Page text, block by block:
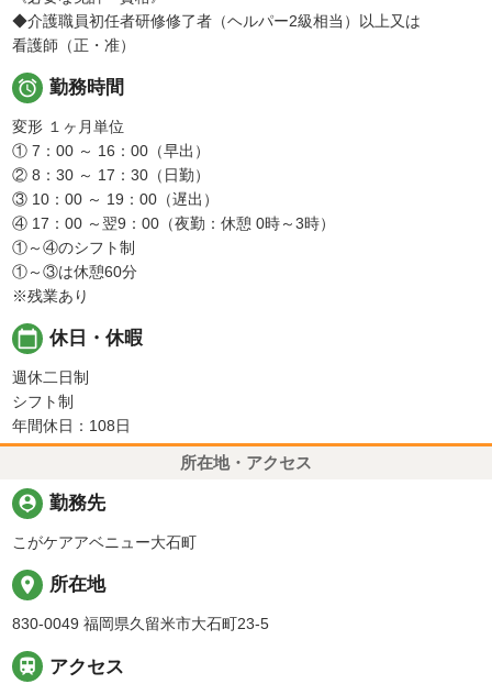
◆介護職員初任者研修修了者（ヘルパー2級相当）以上又は
看護師（正・准）
 勤務時間
変形 １ヶ月単位
① 7：00 ～ 16：00（早出）
② 8：30 ～ 17：30（日勤）
③ 10：00 ～ 19：00（遅出）
④ 17：00 ～翌9：00（夜勤：休憩 0時～3時）
①～④のシフト制
①～③は休憩60分
※残業あり
calendar_today 休日・休暇
週休二日制
シフト制
年間休日：108日
所在地・アクセス
person_pin 勤務先
こがケアアベニュー大石町
place 所在地
830-0049 福岡県久留米市大石町23-5
 アクセス